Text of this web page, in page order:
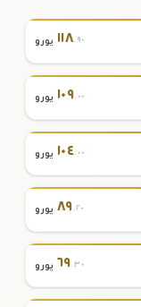
١١٨.٩٠ يورو
١٠٩.٠٠ يورو
١٠٤.٠٠ يورو
٨٩.٢٠ يورو
٦٩.٣٠ يورو